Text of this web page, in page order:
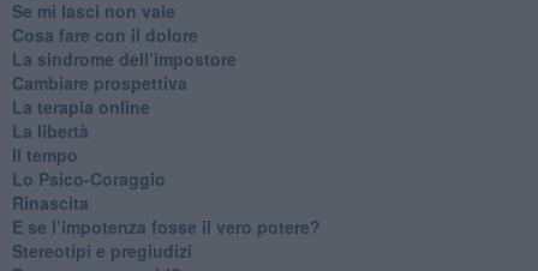
​Se mi lasci non vale
Cosa fare con il dolore
​La sindrome dell’impostore
​Cambiare prospettiva
La terapia online
La libertà
​Il tempo
​Lo Psico-Coraggio
Rinascita
​E se l’impotenza fosse il vero potere?
Stereotipi e pregiudizi